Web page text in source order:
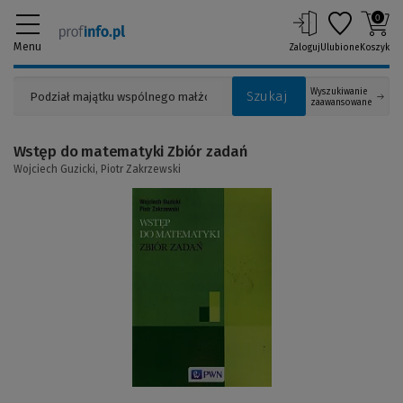
Menu
Szukaj
Wyszukiwanie
zaawansowane
ZalogujUlubione
0
Koszyk
Wstęp do matematyki Zbiór zadań
Wojciech Guzicki, Piotr Zakrzewski